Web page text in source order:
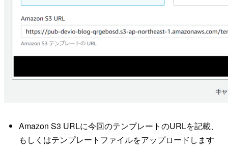
Amazon S3 URLに今回のテンプレートのURLを記載、
もしくはテンプレートファイルをアップロードします